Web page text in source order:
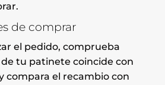
de comprar
el pedido, comprueba
tu patinete coincide con
compara el recambio con